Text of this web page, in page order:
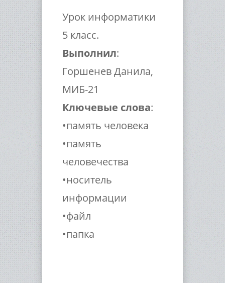
Урок информатики
5 класс.
Выполнил:
Горшенев Данила,
МИБ-21
Ключевые слова:
•память человека
•память
человечества
•носитель
информации
•файл
•папка